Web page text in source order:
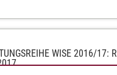
WISE 2016/17: